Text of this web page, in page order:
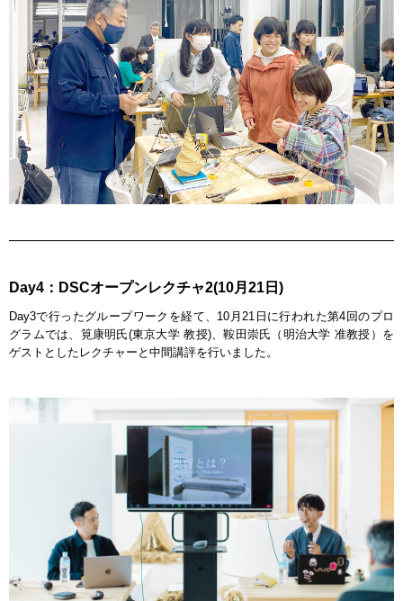
Day4：DSCオープンレクチャ2(10月21日)
Day3で行ったグループワークを経て、10月21日に行われた第4回のプロ
グラムでは、筧康明氏(東京大学 教授)、鞍田崇氏（明治大学 准教授）を
ゲストとしたレクチャーと中間講評を行いました。